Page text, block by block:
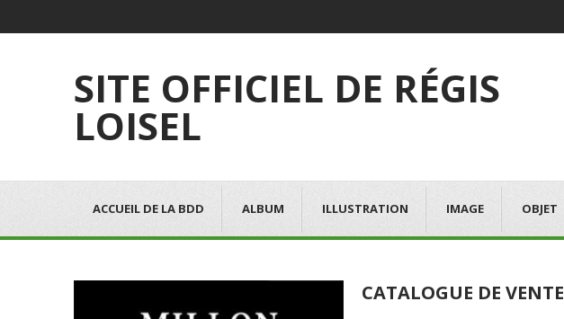
SITE OFFICIEL DE RÉGIS
LOISEL
ACCUEIL DE LA BDD ALBUM ILLUSTRATION IMAGE OBJET
CATALOGUE DE VENTE